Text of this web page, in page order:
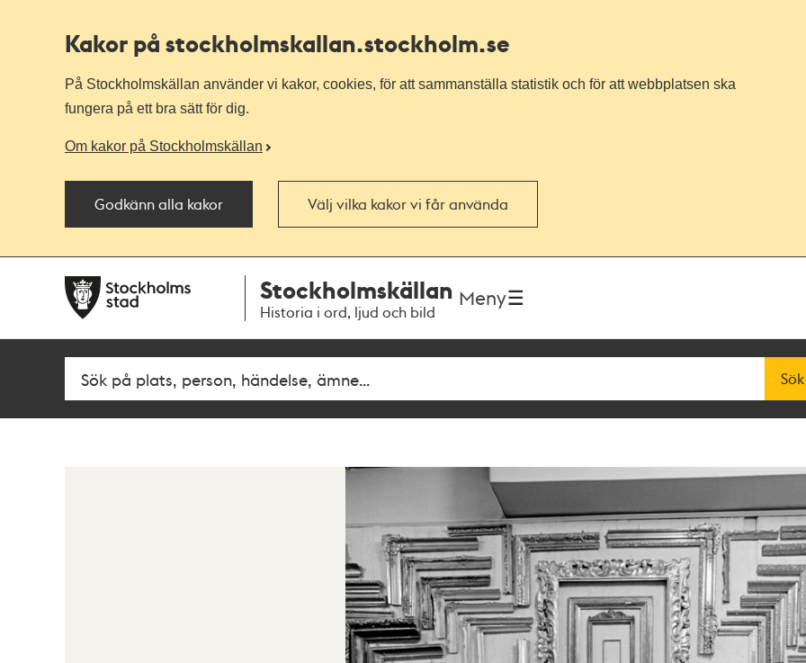
Kakor på stockholmskallan.stockholm.se
På Stockholmskällan använder vi kakor, cookies, för att sammanställa statistik och för att webbplatsen ska
fungera på ett bra sätt för dig.
Om kakor på Stockholmskällan
Godkänn alla kakor Välj vilka kakor vi får använda
navigationen
huvudinnehållet
Stockholmskällan
Historia i ord, ljud och bild
Meny
Fritextsök Sök